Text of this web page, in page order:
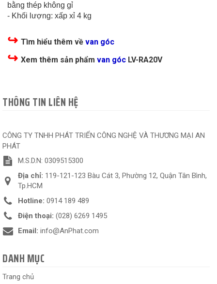
bằng thép không gỉ
- Khối lượng: xấp xỉ 4 kg
↪ Tìm hiểu thêm về van góc
↪ Xem thêm sản phẩm van góc LV-RA20V
THÔNG TIN LIÊN HỆ
CÔNG TY TNHH PHÁT TRIỂN CÔNG NGHỆ VÀ THƯƠNG MẠI AN
PHÁT
M.S.D.N: 0309515300
Địa chỉ: 119-121-123 Bàu Cát 3, Phường 12, Quận Tân Bình,
Tp.HCM
Hotline: 0914 189 489
Điện thoại: (028) 6269 1495
Email: info@AnPhat.com
DANH MỤC
Trang chủ